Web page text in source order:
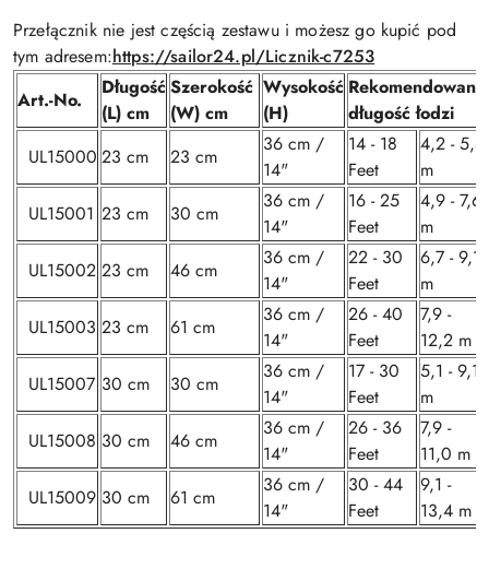
Przełącznik nie jest częścią zestawu i możesz go kupić pod
tym adresem:https://sailor24.pl/Licznik-c7253
Art.-No.
Długość
(L) cm
Szerokość
(W) cm
Wysokość
(H)
Rekomendowana
długość łodzi
UL15000 23 cm 23 cm
36 cm /
14"
14 - 18
Feet
4,2 - 5,5
m
UL15001 23 cm 30 cm
36 cm /
14"
16 - 25
Feet
4,9 - 7,6
m
UL15002 23 cm 46 cm
36 cm /
14"
22 - 30
Feet
6,7 - 9,1
m
UL15003 23 cm 61 cm
36 cm /
14"
26 - 40
Feet
7,9 -
12,2 m
UL15007 30 cm 30 cm
36 cm /
14"
17 - 30
Feet
5,1 - 9,1
m
UL15008 30 cm 46 cm
36 cm /
14"
26 - 36
Feet
7,9 -
11,0 m
UL15009 30 cm 61 cm
36 cm /
14"
30 - 44
Feet
9,1 -
13,4 m